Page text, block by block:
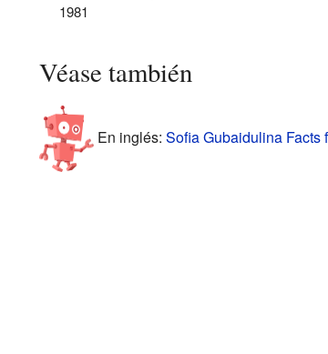
1981
Véase también
En inglés: Sofia Gubaidulina Facts